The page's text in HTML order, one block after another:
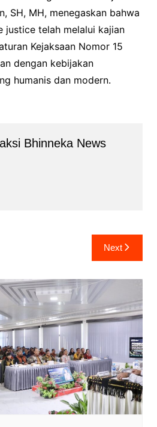
SH, MH, menegaskan bahwa
justice telah melalui kajian
Kejaksaan Nomor 15
dengan kebijakan
humanis dan modern.
Bhinneka News
Next